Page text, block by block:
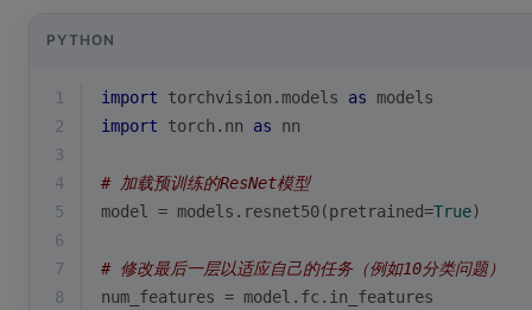
PYTHON
1 import torchvision.models as models
2
import torch.nn as nn
3
4
# 加载预训练的ResNet模型
5
model = models.resnet50(pretrained=True)
6
7
# 修改最后一层以适应自己的任务（例如10分类问题）
8
num_features = model.fc.in_features